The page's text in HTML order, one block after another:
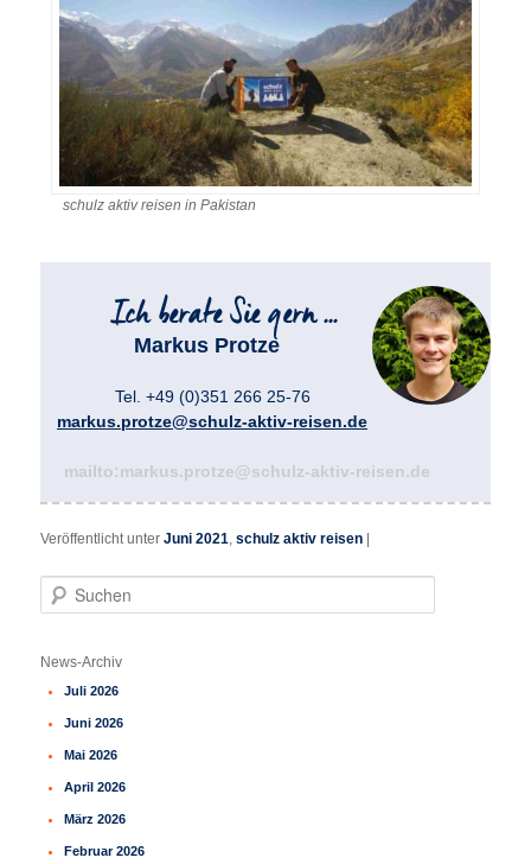
schulz aktiv reisen in Pakistan
Markus Protze
Tel. +49 (0)351 266 25-76
markus.protze@schulz-aktiv-reisen.de
mailto:markus.protze@schulz-aktiv-reisen.de
Veröffentlicht unter Juni 2021,schulz aktiv reisen
u
h
n
News-Archiv
Juli 2026
Juni 2026
Mai 2026
April 2026
März 2026
Februar 2026